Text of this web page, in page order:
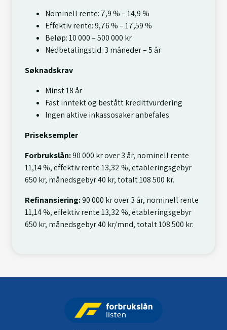
Nominell rente: 7,9 % – 14,9 %
Effektiv rente: 9,76 % – 17,59 %
Beløp: 10 000 – 500 000 kr
Nedbetalingstid: 3 måneder – 5 år
Søknadskrav
Minst 18 år
Fast inntekt og bestått kredittvurdering
Ingen aktive inkassosaker anbefales
Priseksempler
Forbrukslån:90 000 kr over 3 år, nominell rente
11,14 %, effektiv rente 13,32 %, etableringsgebyr
650 kr, månedsgebyr 40 kr, totalt 108 500 kr.
Refinansiering:90 000 kr over 3 år, nominell rente
11,14 %, effektiv rente 13,32 %, etableringsgebyr
650 kr, månedsgebyr 40 kr/mnd, totalt 108 500 kr.